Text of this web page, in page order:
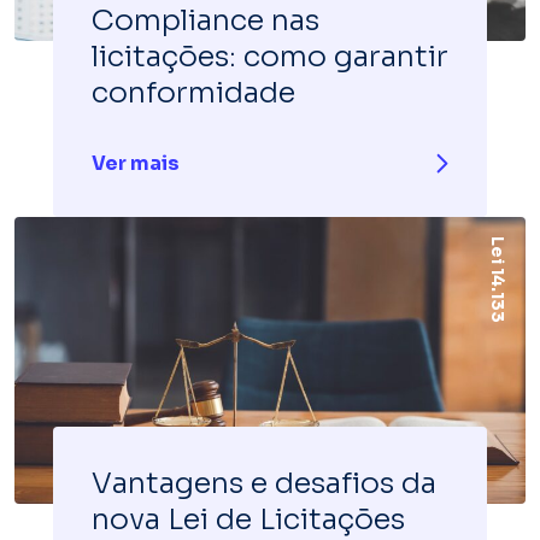
Compliance nas
licitações: como garantir
conformidade
Ver mais
Lei 14.133
Vantagens e desafios da
nova Lei de Licitações